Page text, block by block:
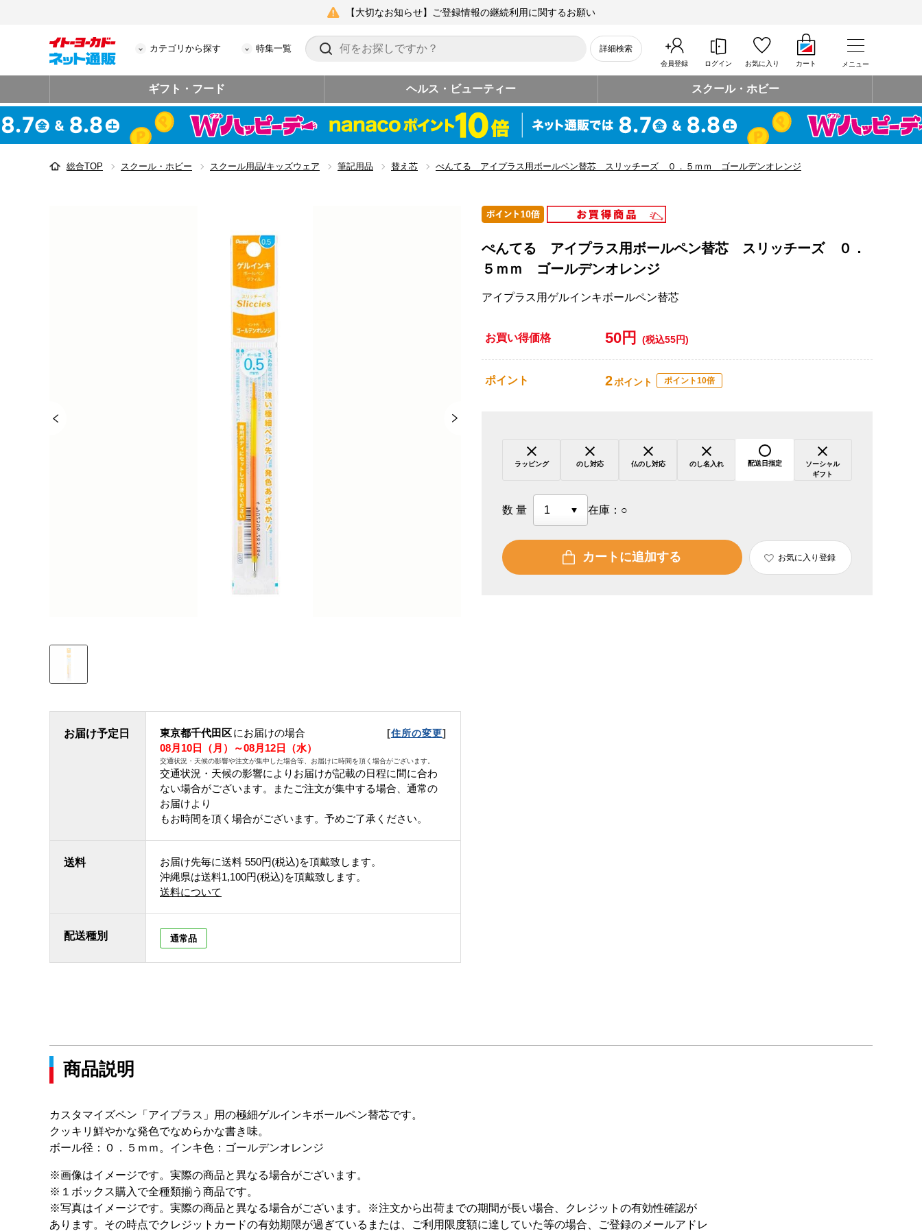
【大切なお知らせ】ご登録情報の継続利用に関するお願い
カテゴリから探す 特集一覧 詳細検索
会員登録 ログイン お気に入り カート メニュー
ギフト・フード ヘルス・ビューティー スクール・ホビー
総合TOP スクール・ホビー スクール用品/キッズウェア 筆記用品 替え芯 ぺんてる アイプラス用ボールペン替芯 スリッチーズ ０．５ｍｍ ゴールデンオレンジ
お届け予定日 東京都千代田区にお届けの場合 [住所の変更]
08月10日（月）～08月12日（水）
交通状況・天候の影響や注文が集中した場合等、お届けに時間を頂く場合がございます。
交通状況・天候の影響によりお届けが記載の日程に間に合わ
ない場合がございます。 またご注文が集中する場合、通常の
お届けより
もお時間を頂く場合がございます。 予めご了承ください。
送料 お届け先毎に送料 550円(税込)を頂戴致します。
沖縄県は送料1,100円(税込)を頂戴致します。
送料について
配送種別 通常品
ぺんてる アイプラス用ボールペン替芯 スリッチーズ ０．
５ｍｍ ゴールデンオレンジ
アイプラス用ゲルインキボールペン替芯
お買い得価格 50円 (税込55円)
ポイント 2ポイント ポイント10倍
ラッピング のし対応 仏のし対応 のし名入れ 配送日指定
ソーシャル
ギフト
数量 在庫： ○
カートに追加する お気に入り登録
商品説明
カスタマイズペン「アイプラス」用の極細ゲルインキボールペン替芯です。
クッキリ鮮やかな発色でなめらかな書き味。
ボール径：０．５ｍｍ。インキ色：ゴールデンオレンジ
※画像はイメージです。実際の商品と異なる場合がございます。
※１ボックス購入で全種類揃う商品です。
※写真はイメージです。実際の商品と異なる場合がございます。 ※注文から出荷までの期間が長い場合、クレジットの有効性確認が
あります。その時点でクレジットカードの有効期限が過ぎているまたは、ご利用限度額に達していた等の場合、ご登録のメールアドレ